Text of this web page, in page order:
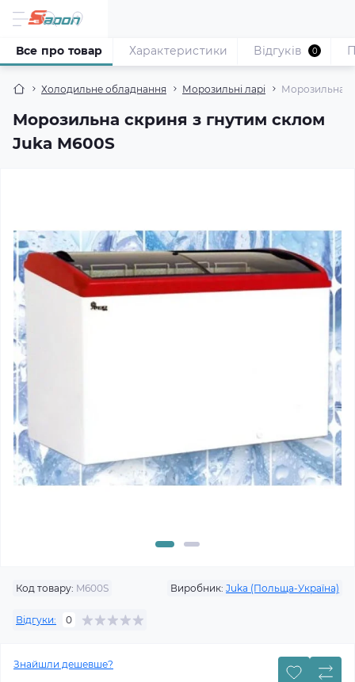
Холодильне обладнання Морозильні ларі Морозильна
Морозильна скриня з гнутим склом
Juka M600S
Все про товар Характеристики Відгуків 0
Код товару: M600S Виробник: Juka (Польща-Україна)
Відгуки: 0
Знайшли дешевше?